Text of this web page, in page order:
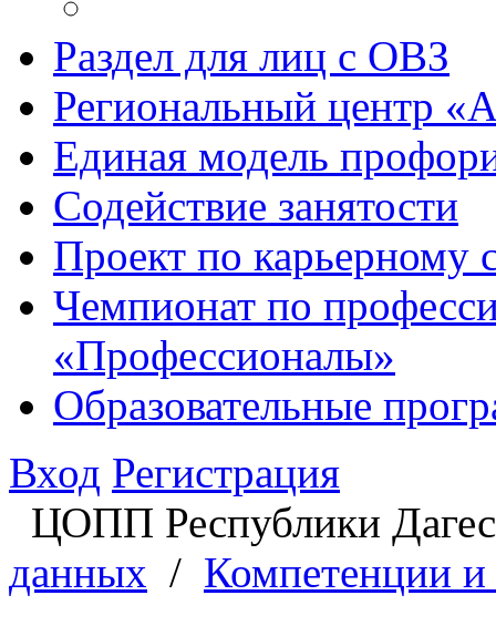
Раздел для лиц с ОВЗ
Региональный центр
Единая модель
Содействие занятости
Проект по
Чемпионат по
«Профессионалы»
Образовательные
Вход Регистрация
ЦОПП Республики
данных / Компетенции и